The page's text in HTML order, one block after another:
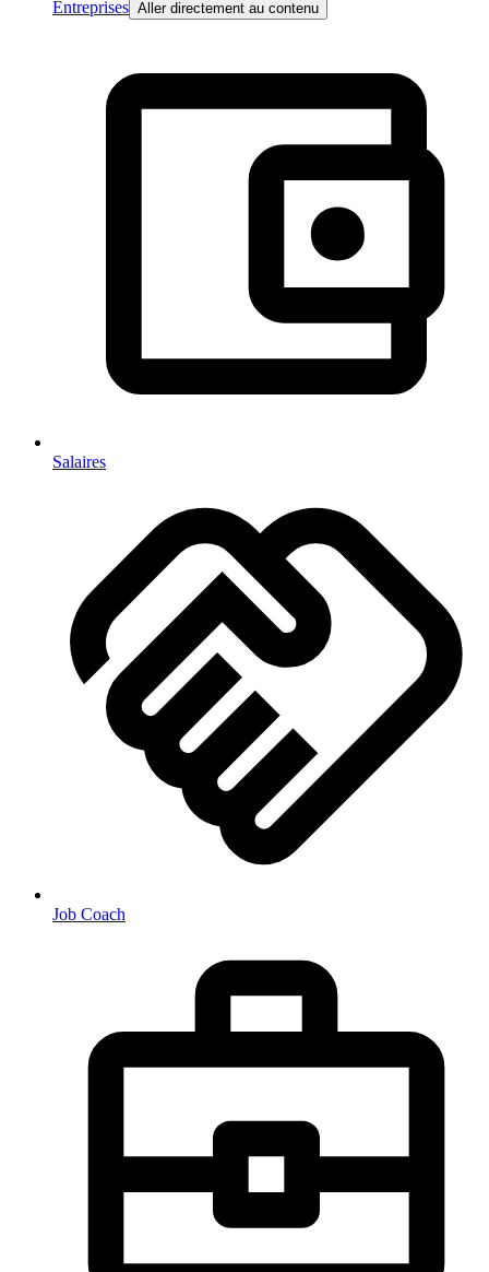
Entreprises Aller directement au contenu
Salaires
Job Coach